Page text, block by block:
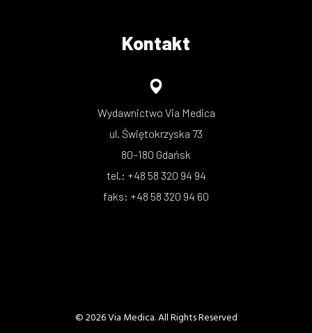
Kontakt
Wydawnictwo Via Medica
ul. Świętokrzyska 73
80–180 Gdańsk
tel.: +48 58 320 94 94
faks: +48 58 320 94 60
© 2026 Via Medica. All Rights Reserved